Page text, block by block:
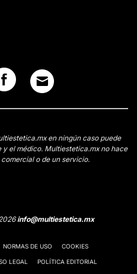
en ningún caso puede
el médico. Multiestetica.mx no hace
o de un servicio.
info@multiestetica.mx
NORMAS DE USO COOKIES
LEGAL POLÍTICA EDITORIAL